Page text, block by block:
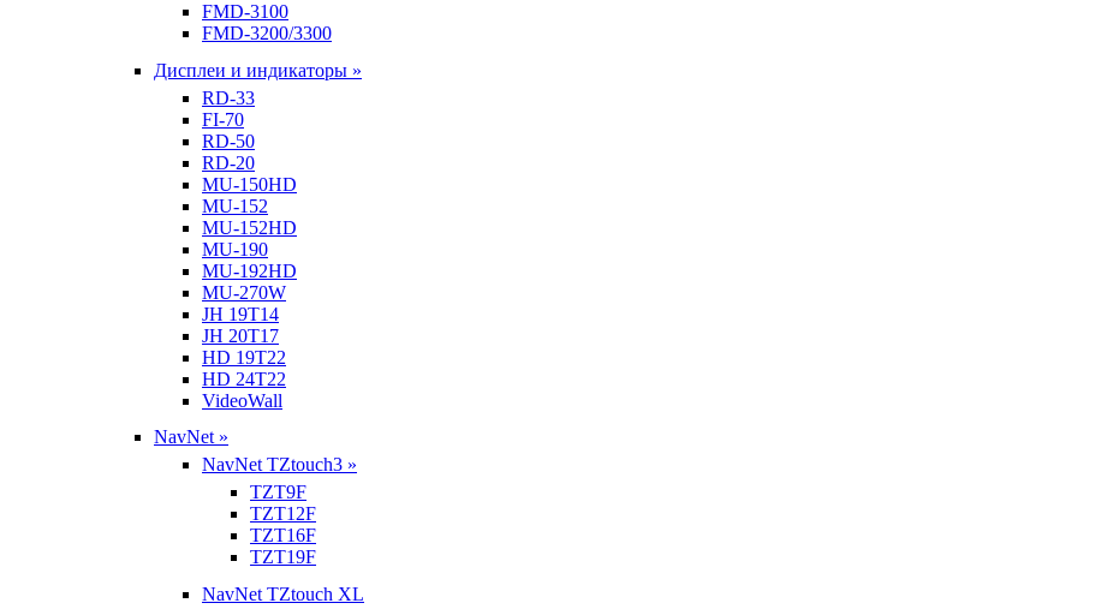
FMD-3100
FMD-3200/3300
Дисплеи и индикаторы »
RD-33
FI-70
RD-50
RD-20
MU-150HD
MU-152
MU-152HD
MU-190
MU-192HD
MU-270W
JH 19T14
JH 20T17
HD 19T22
HD 24T22
VideoWall
NavNet »
NavNet TZtouch3 »
TZT9F
TZT12F
TZT16F
TZT19F
NavNet TZtouch XL